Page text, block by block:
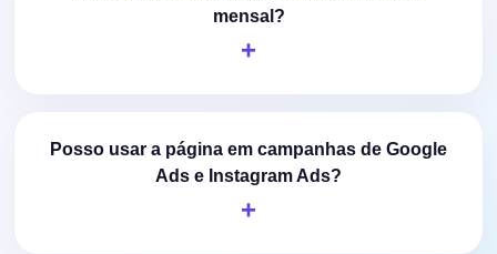
mensal?
Posso usar a página em campanhas de Google
Ads e Instagram Ads?